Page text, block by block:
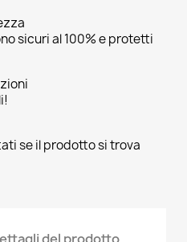
sicuri al 100% e protetti
se il prodotto si trova
del prodotto